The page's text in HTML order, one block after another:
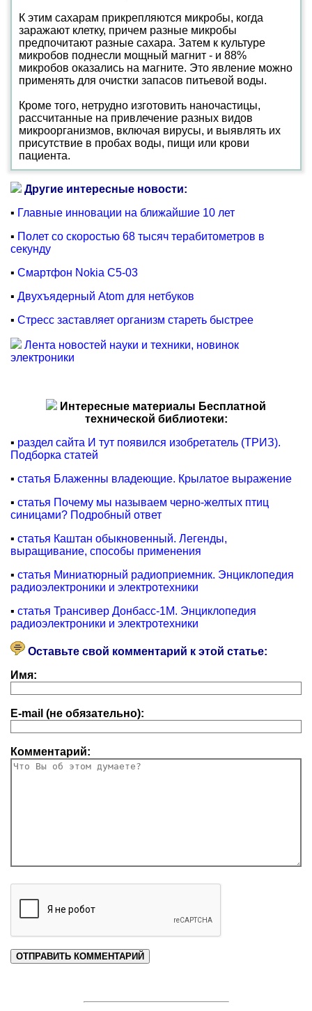
К этим сахарам прикрепляются микробы, когда
заражают клетку, причем разные микробы
предпочитают разные сахара. Затем к культуре
микробов поднесли мощный магнит - и 88%
микробов оказались на магните. Это явление можно
применять для очистки запасов питьевой воды.
Кроме того, нетрудно изготовить наночастицы,
рассчитанные на привлечение разных видов
микроорганизмов, включая вирусы, и выявлять их
присутствие в пробах воды, пищи или крови
пациента.
Другие интересные новости:
▪ Главные инновации на ближайшие 10 лет
▪ Полет со скоростью 68 тысяч терабитометров в
секунду
▪ Смартфон Nokia C5-03
▪ Двухъядерный Atom для нетбуков
▪ Стресс заставляет организм стареть быстрее
Лента новостей науки и техники, новинок
электроники
Интересные материалы Бесплатной
технической библиотеки:
▪ раздел сайта И тут появился изобретатель (ТРИЗ).
Подборка статей
▪ статья Блаженны владеющие. Крылатое выражение
▪ статья Почему мы называем черно-желтых птиц
синицами? Подробный ответ
▪ статья Каштан обыкновенный. Легенды,
выращивание, способы применения
▪ статья Миниатюрный радиоприемник. Энциклопедия
радиоэлектроники и электротехники
▪ статья Трансивер Донбасс-1М. Энциклопедия
радиоэлектроники и электротехники
Оставьте свой комментарий к этой статье:
Имя:
E-mail (не обязательно):
Комментарий: